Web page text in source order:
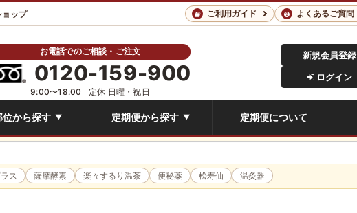
ップ ご利用ガイド よくあるご質問
お電話でのご相談・ご注文
0120-159-900
9:00〜18:00 定休 日曜・祝日
新規会員登録
ログイン
位から探す ▼ 定期便から探す ▼ 定期便について
ス 薩摩酵素 楽々するり温茶 便秘薬 松寿仙 温灸器